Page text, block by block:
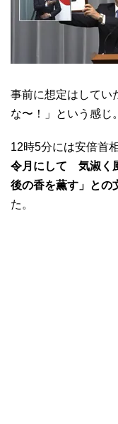
事前に想定はしてい
な〜！」という感じ
12時5分には安倍首
令月にして 気淑く
後の香を薫す」との
た。